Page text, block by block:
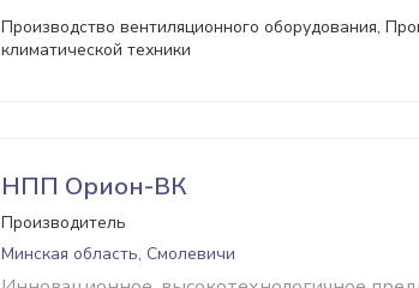
Производство вентиляционного оборудования,
климатической техники
НПП Орион-ВК
Производитель
Минская область, Смолевичи